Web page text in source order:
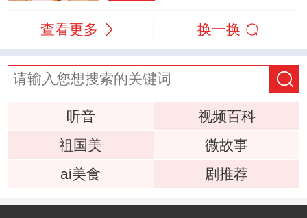
查看更多 换一换
听音
视频百科
祖国美
微故事
ai美食
剧推荐